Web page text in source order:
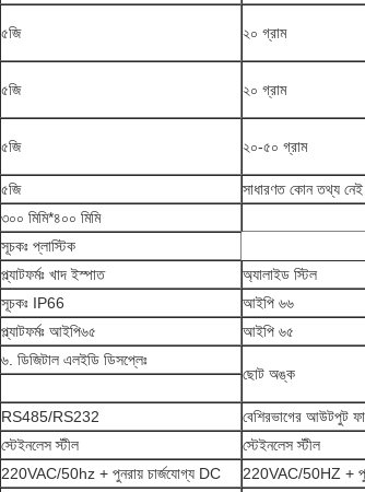
৫জি
২০ গ্রাম
৫জি
২০ গ্রাম
৫জি
২০-৫০ গ্রাম
৫জি
সাধারণত কোন তথ্য
৩০০ মিমি*৪০০ মিমি
সূচকঃ প্লাস্টিক
প্ল্যাটফর্মঃ খাদ ইস্পাত
অ্যালাইড স্টিল
সূচকঃ IP66
আইপি ৬৬
প্ল্যাটফর্মঃ আইপি৬৫
আইপি ৬৫
৬. ডিজিটাল এলইডি ডিসপ্লেঃ
ছোট অঙ্ক
RS485/RS232
বেশিরভাগের আউটপুট
স্টেইনলেস স্টীল
স্টেইনলেস স্টীল
220VAC/50hz + পুনরায় চার্জযোগ্য DC
220VAC/50HZ +